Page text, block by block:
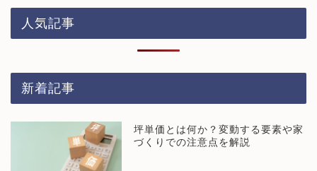
人気記事
新着記事
坪単価とは何か？変動する要素や家
づくりでの注意点を解説